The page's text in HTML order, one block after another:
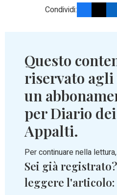
Condividi:
Questo
riservato
un
per Diario
Appalti.
Per continuare nella lettura,
Sei già
leggere l'articolo: